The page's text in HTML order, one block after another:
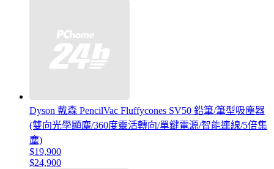
Dyson 戴森 PencilVac Fluffycones SV50 鉛筆/筆型吸塵器
(雙向光學顯塵/360度靈活轉向/單鍵電源/智能連線/5倍集
塵)
$19,900
$24,900